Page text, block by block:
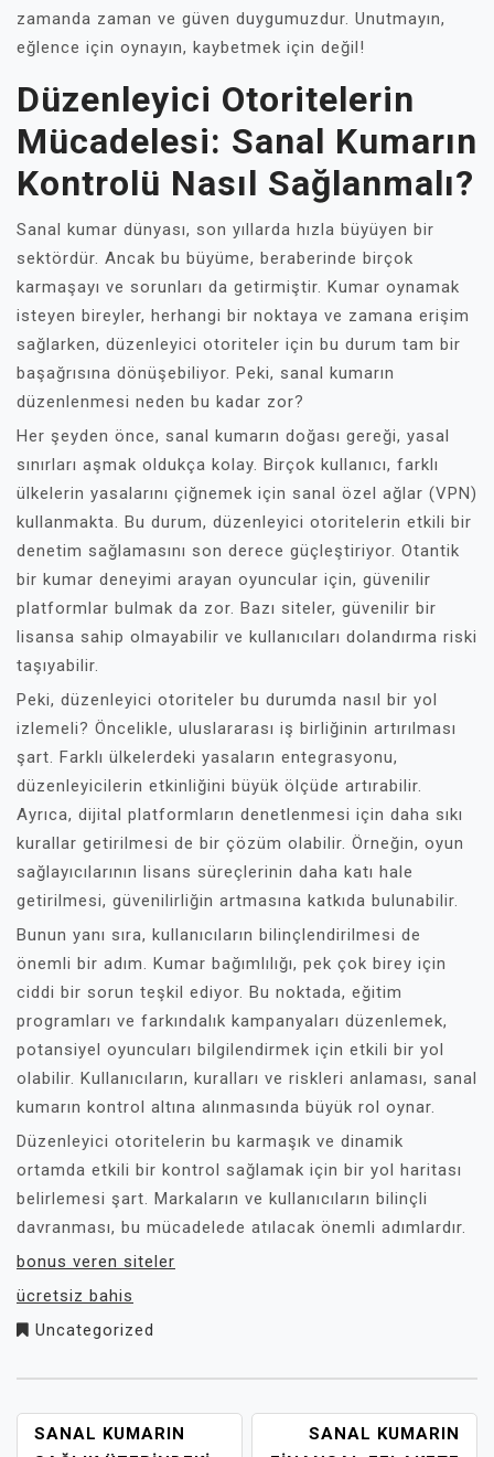
zamanda zaman ve güven duygumuzdur. Unutmayın,
eğlence için oynayın, kaybetmek için değil!
Düzenleyici Otoritelerin
Mücadelesi: Sanal Kumarın
Kontrolü Nasıl Sağlanmalı?
Sanal kumar dünyası, son yıllarda hızla büyüyen bir
sektördür. Ancak bu büyüme, beraberinde birçok
karmaşayı ve sorunları da getirmiştir. Kumar oynamak
isteyen bireyler, herhangi bir noktaya ve zamana erişim
sağlarken, düzenleyici otoriteler için bu durum tam bir
başağrısına dönüşebiliyor. Peki, sanal kumarın
düzenlenmesi neden bu kadar zor?
Her şeyden önce, sanal kumarın doğası gereği, yasal
sınırları aşmak oldukça kolay. Birçok kullanıcı, farklı
ülkelerin yasalarını çiğnemek için sanal özel ağlar (VPN)
kullanmakta. Bu durum, düzenleyici otoritelerin etkili bir
denetim sağlamasını son derece güçleştiriyor. Otantik
bir kumar deneyimi arayan oyuncular için, güvenilir
platformlar bulmak da zor. Bazı siteler, güvenilir bir
lisansa sahip olmayabilir ve kullanıcıları dolandırma riski
taşıyabilir.
Peki, düzenleyici otoriteler bu durumda nasıl bir yol
izlemeli? Öncelikle, uluslararası iş birliğinin artırılması
şart. Farklı ülkelerdeki yasaların entegrasyonu,
düzenleyicilerin etkinliğini büyük ölçüde artırabilir.
Ayrıca, dijital platformların denetlenmesi için daha sıkı
kurallar getirilmesi de bir çözüm olabilir. Örneğin, oyun
sağlayıcılarının lisans süreçlerinin daha katı hale
getirilmesi, güvenilirliğin artmasına katkıda bulunabilir.
Bunun yanı sıra, kullanıcıların bilinçlendirilmesi de
önemli bir adım. Kumar bağımlılığı, pek çok birey için
ciddi bir sorun teşkil ediyor. Bu noktada, eğitim
programları ve farkındalık kampanyaları düzenlemek,
potansiyel oyuncuları bilgilendirmek için etkili bir yol
olabilir. Kullanıcıların, kuralları ve riskleri anlaması, sanal
kumarın kontrol altına alınmasında büyük rol oynar.
Düzenleyici otoritelerin bu karmaşık ve dinamik
ortamda etkili bir kontrol sağlamak için bir yol haritası
belirlemesi şart. Markaların ve kullanıcıların bilinçli
davranması, bu mücadelede atılacak önemli adımlardır.
bonus veren siteler
ücretsiz bahis
Uncategorized
YAZI
SANAL KUMARIN
SANAL KUMARIN